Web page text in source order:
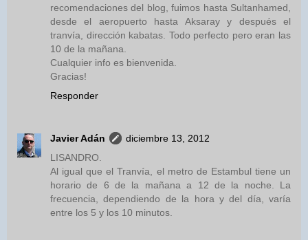
recomendaciones del blog, fuimos hasta Sultanhamed,
desde el aeropuerto hasta Aksaray y después el
tranvía, dirección kabatas. Todo perfecto pero eran las
10 de la mañana.
Cualquier info es bienvenida.
Gracias!
Responder
Javier Adán
diciembre 13, 2012
LISANDRO.
Al igual que el Tranvía, el metro de Estambul tiene un
horario de 6 de la mañana a 12 de la noche. La
frecuencia, dependiendo de la hora y del día, varía
entre los 5 y los 10 minutos.